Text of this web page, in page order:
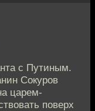
с Путиным.
Сокуров
царем-
поверх